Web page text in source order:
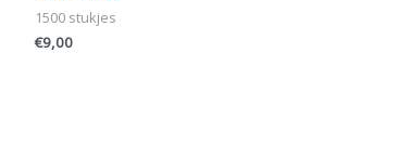
1500 stukjes
€9,00